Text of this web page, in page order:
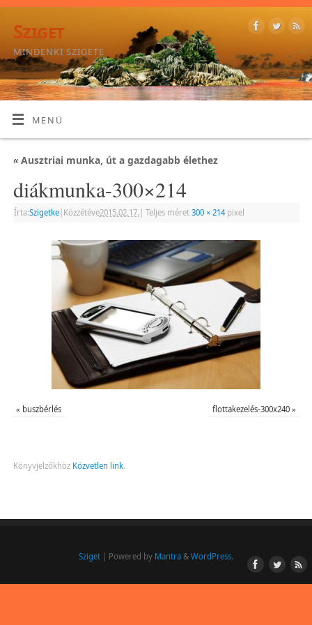
Sziget
MINDENKI SZIGETE
MENÜ
«Ausztriai munka, út a gazdagabb élethez
diákmunka-300×214
Írta:Szigetke| Közzétéve2015.02.17. Teljes méret 300 × 214pixel
« buszbérlés flottakezelés-300x240 »
Könyvjelzőkhöz Közvetlen link.
Sziget | Powered by Mantra & WordPress.